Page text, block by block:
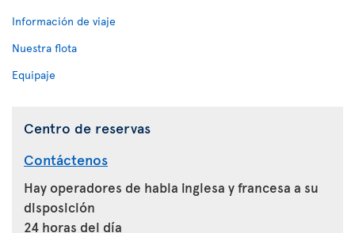
Información de viaje
Nuestra flota
Equipaje
Centro de reservas
Contáctenos
Hay operadores de habla inglesa y francesa a su
disposición
24 horas del día